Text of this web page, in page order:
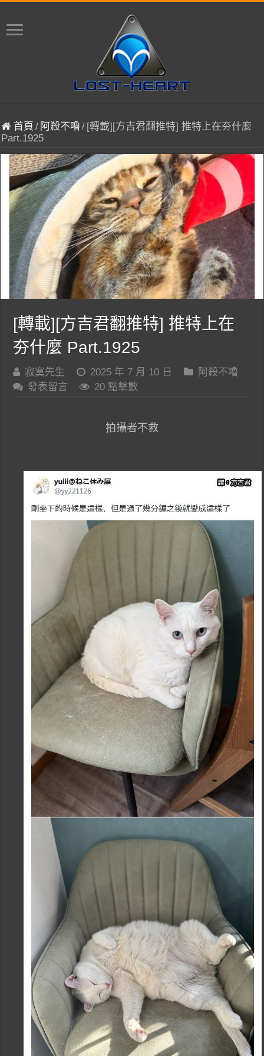
首頁 / 阿殺不嚕/ [轉載][方吉君翻推特] 推特上在夯什麼
Part.1925
[轉載][方吉君翻推特] 推特上在
夯什麼 Part.1925
寂寞先生 2025 年 7 月 10 日
阿殺不嚕
發表留言
20 點擊數
拍攝者不救